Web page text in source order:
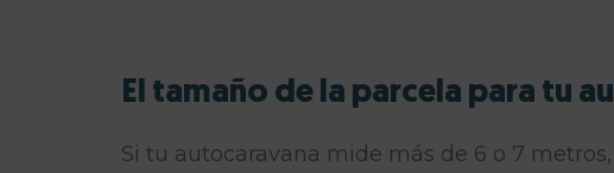
El tamaño de la parcela para tu
Si tu autocaravana mide más de 6 o 7 metros